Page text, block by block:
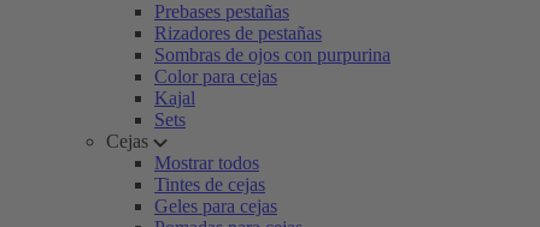
Prebases pestañas
Rizadores de pestañas
Sombras de ojos con purpurina
Color para cejas
Kajal
Sets
Cejas
Mostrar todos
Tintes de cejas
Geles para cejas